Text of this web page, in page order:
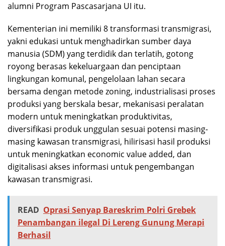
alumni Program Pascasarjana UI itu.
Kementerian ini memiliki 8 transformasi transmigrasi,
yakni edukasi untuk menghadirkan sumber daya
manusia (SDM) yang terdidik dan terlatih, gotong
royong berasas kekeluargaan dan penciptaan
lingkungan komunal, pengelolaan lahan secara
bersama dengan metode zoning, industrialisasi proses
produksi yang berskala besar, mekanisasi peralatan
modern untuk meningkatkan produktivitas,
diversifikasi produk unggulan sesuai potensi masing-
masing kawasan transmigrasi, hilirisasi hasil produksi
untuk meningkatkan economic value added, dan
digitalisasi akses informasi untuk pengembangan
kawasan transmigrasi.
READ Oprasi Senyap Bareskrim Polri Grebek
Penambangan ilegal Di Lereng Gunung Merapi
Berhasil